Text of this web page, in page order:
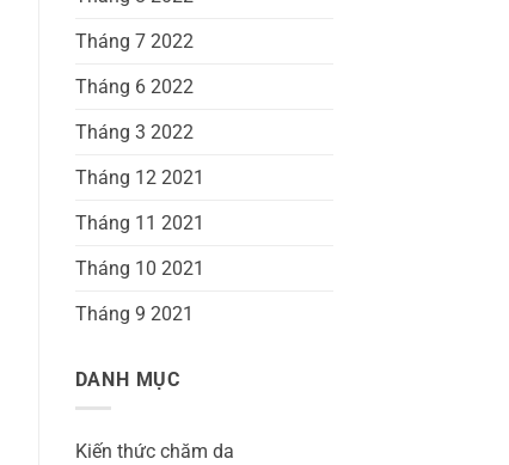
Tháng 7 2022
Tháng 6 2022
Tháng 3 2022
Tháng 12 2021
Tháng 11 2021
Tháng 10 2021
Tháng 9 2021
DANH MỤC
Kiến thức chăm da